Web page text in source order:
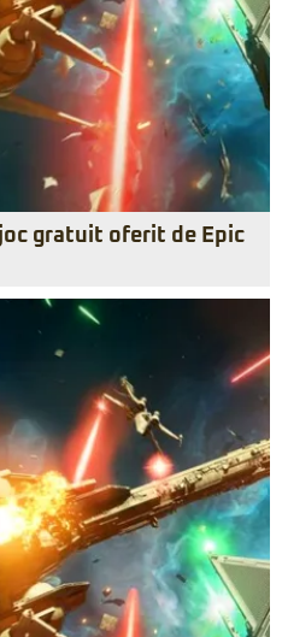
gratuit oferit de Epic